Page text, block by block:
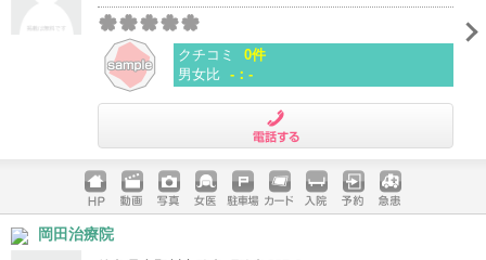
クチコミ
0件
男女比 -：-
ホームペ
ージ
動画 写真 女医 駐車場
クレジッ
入院 予約 急患
岡田治療院